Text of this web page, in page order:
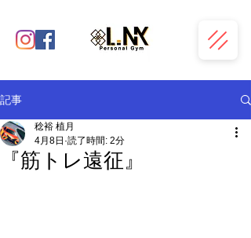
記事
『筋トレ遠征』
稔裕 植月
4月8日 読了時間: 2分